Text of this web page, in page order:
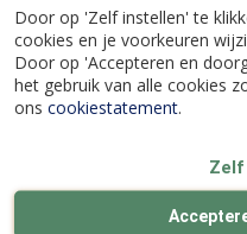
Door op 'Zelf instellen' te
cookies en je voorkeuren
Door op 'Accepteren en
het gebruik van alle cookies
ons cookiestatement.
Tuinmeubelen
garantie
Tuinmeubel